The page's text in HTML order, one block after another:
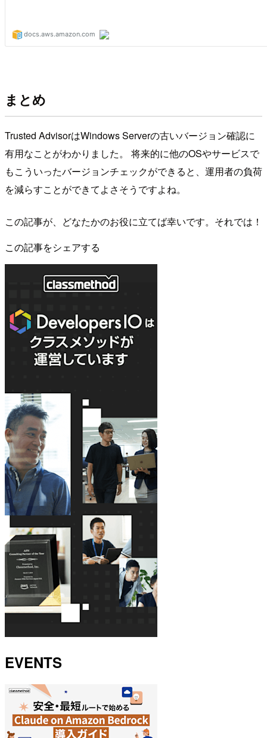
まとめ
Trusted AdvisorはWindows Serverの古いバージョン確認に
有用なことがわかりました。 将来的に他のOSやサービスで
もこういったバージョンチェックができると、運用者の負荷
を減らすことができてよさそうですよね。
この記事が、どなたかのお役に立てば幸いです。それでは！
この記事をシェアする
EVENTS